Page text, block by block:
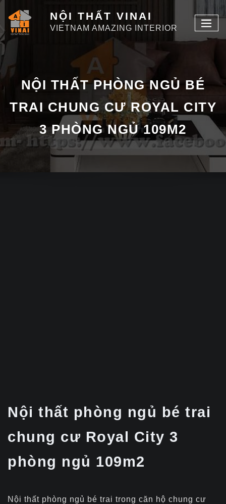
NỘI THẤT VINAI
VIETNAM AMAZING INTERIOR
NỘI THẤT PHÒNG NGỦ BÉ
TRAI CHUNG CƯ ROYAL CITY
3 PHÒNG NGỦ 109M2
Nội thất phòng ngủ bé trai
chung cư Royal City 3
phòng ngủ 109m2
Nội thất phòng ngủ bé trai trong căn hộ chung cư